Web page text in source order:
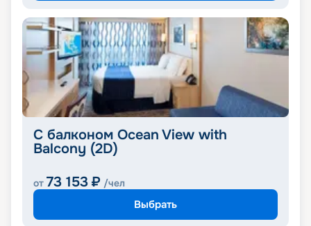
С балконом Ocean View with
Balcony (2D)
от 73 153 ₽ /чел
Выбрать